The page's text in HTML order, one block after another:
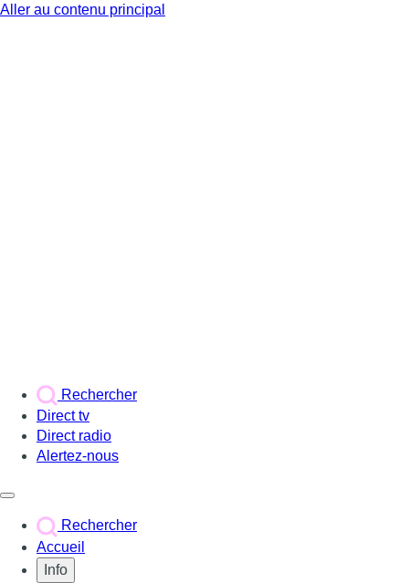
Aller au contenu principal
Rechercher
Direct tv
Direct radio
Alertez-nous
Rechercher
Accueil
Info